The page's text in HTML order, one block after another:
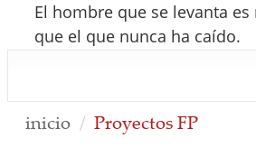
El hombre que se levanta
que el que nunca ha caído.
inicio Proyectos FP